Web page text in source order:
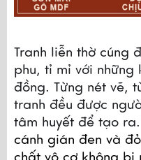
Tranh liễn thờ cúng
phu, tỉ mỉ với những
đồng. Từng nét vẽ,
tranh đều được
tâm huyết để tạo
cánh gián đen và
chất vô cơ không bị